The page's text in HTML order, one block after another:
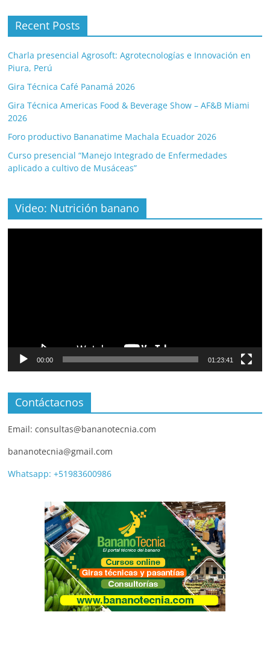
Recent Posts
Charla presencial Agrosoft: Agrotecnologías e Innovación en
Piura, Perú
Gira Técnica Café Panamá 2026
Gira Técnica Americas Food & Beverage Show – AF&B Miami
2026
Foro productivo Bananatime Machala Ecuador 2026
Curso presencial “Manejo Integrado de Enfermedades
aplicado a cultivo de Musáceas”
Video: Nutrición banano
00:00 01:23:41
Contáctacnos
Email: consultas@bananotecnia.com
bananotecnia@gmail.com
Whatsapp: +51983600986